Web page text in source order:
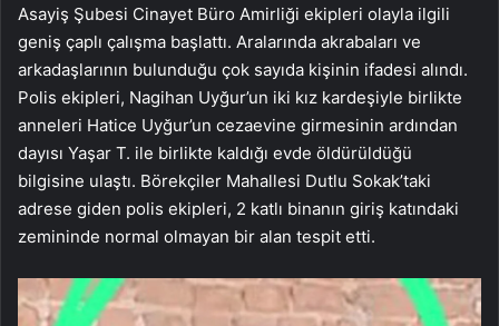
Asayiş Şubesi Cinayet Büro Amirliği ekipleri olayla ilgili
geniş çaplı çalışma başlattı. Aralarında akrabaları ve
arkadaşlarının bulunduğu çok sayıda kişinin ifadesi alındı.
Polis ekipleri, Nagihan Uyğur’un iki kız kardeşiyle birlikte
anneleri Hatice Uyğur’un cezaevine girmesinin ardından
dayısı Yaşar T. ile birlikte kaldığı evde öldürüldüğü
bilgisine ulaştı. Börekçiler Mahallesi Dutlu Sokak’taki
adrese giden polis ekipleri, 2 katlı binanın giriş katındaki
zemininde normal olmayan bir alan tespit etti.